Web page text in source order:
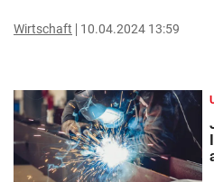
Wirtschaft 10.04.2024 13:59